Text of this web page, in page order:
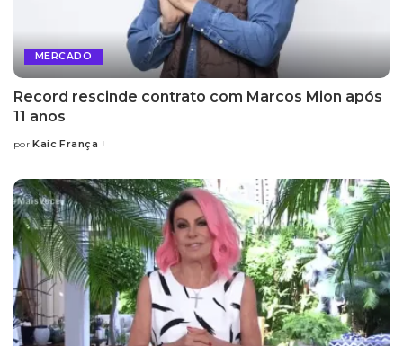
MERCADO
Record rescinde contrato com Marcos Mion após
11 anos
Posted
por Kaic França